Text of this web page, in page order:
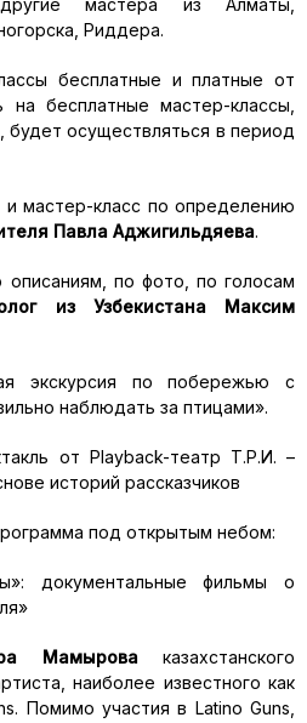
мастера из Алматы,
Риддера.
бесплатные и платные от
на бесплатные мастер-классы,
осуществляться в период
и мастер-класс по определению
Павла Аджигильдяева.
описаниям, по фото, по голосам
из Узбекистана Максим
экскурсия по побережью с
наблюдать за птицами».
от Playback-театр Т.Р.И. –
историй рассказчиков
под открытым небом:
документальные фильмы о
Мамыроваказахстанского
наиболее известного как
Помимо участия в Latino Guns,